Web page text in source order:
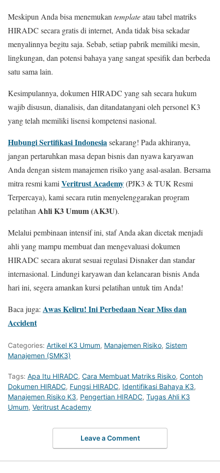
Meskipun Anda bisa menemukan templateatau tabel matriks
HIRADC secara gratis di internet, Anda tidak bisa sekadar
menyalinnya begitu saja. Sebab, setiap pabrik memiliki mesin,
lingkungan, dan potensi bahaya yang sangat spesifik dan berbeda
satu sama lain.
Kesimpulannya, dokumen HIRADC yang sah secara hukum
wajib disusun, dianalisis, dan ditandatangani oleh personel K3
yang telah memiliki lisensi kompetensi nasional.
Hubungi Sertifikasi Indonesiasekarang! Pada akhiranya,
jangan pertaruhkan masa depan bisnis dan nyawa karyawan
Anda dengan sistem manajemen risiko yang asal-asalan. Bersama
mitra resmi kami Veritrust Academy(PJK3 & TUK Resmi
Terpercaya), kami secara rutin menyelenggarakan program
pelatihan Ahli K3 Umum (AK3U).
Melalui pembinaan intensif ini, staf Anda akan dicetak menjadi
ahli yang mampu membuat dan mengevaluasi dokumen
HIRADC secara akurat sesuai regulasi Disnaker dan standar
internasional. Lindungi karyawan dan kelancaran bisnis Anda
hari ini, segera amankan kursi pelatihan untuk tim Anda!
Baca juga: Awas Keliru! Ini Perbedaan Near Miss dan
Accident
Categories: Artikel K3 Umum, Manajemen Risiko, Sistem
Manajemen (SMK3)
Tags: Apa Itu HIRADC, Cara Membuat Matriks Risiko, Contoh
Dokumen HIRADC, Fungsi HIRADC, Identifikasi Bahaya K3,
Manajemen Risiko K3, Pengertian HIRADC, Tugas Ahli K3
Umum, Veritrust Academy
Leave a Comment